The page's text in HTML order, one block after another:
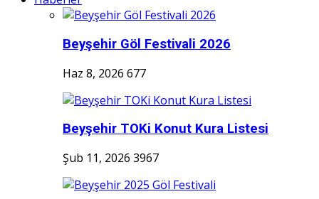
Beyşehir Göl Festivali 2026
Haz 8, 2026 677
Beyşehir TOKi Konut Kura Listesi
Şub 11, 2026 3967